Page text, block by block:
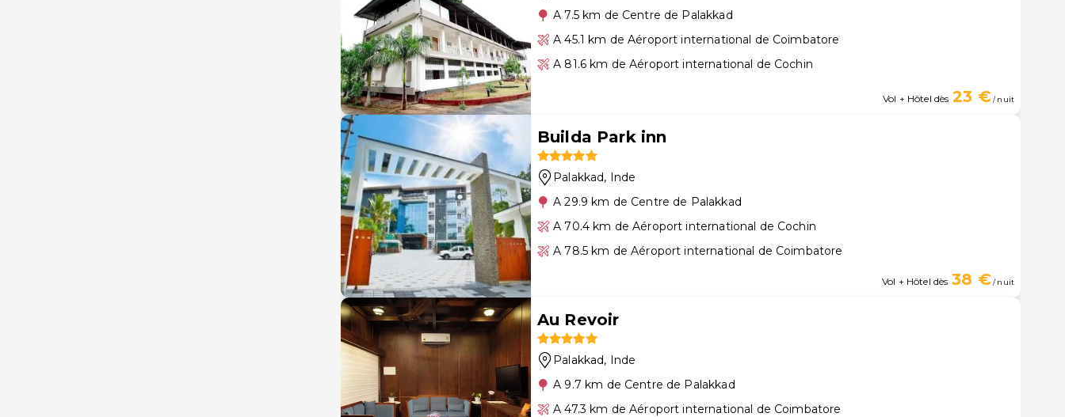
A 7.5 km de Centre de Palakkad
A 45.1 km de Aéroport international de Coimbatore
A 81.6 km de Aéroport international de Cochin
Vol + Hôtel dès 23 €/ nuit
Builda Park inn
Palakkad, Inde
A 29.9 km de Centre de Palakkad
A 70.4 km de Aéroport international de Cochin
A 78.5 km de Aéroport international de Coimbatore
Vol + Hôtel dès 38 €/ nuit
Au Revoir
Palakkad, Inde
A 9.7 km de Centre de Palakkad
A 47.3 km de Aéroport international de Coimbatore